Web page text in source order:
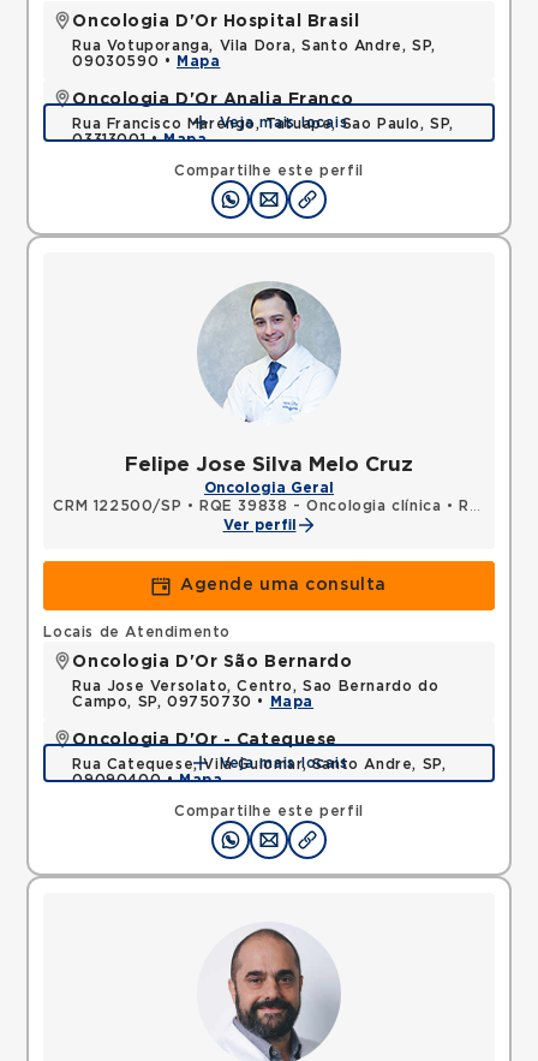
Compartilhe este perfil
Oncologia D'Or Hospital Brasil
Rua Votuporanga, Vila Dora, Santo Andre, SP,
09030590 •
Mapa
Oncologia D'Or Analia Franco
Rua Francisco Marengo, Tatuape, Sao Paulo, SP,
03313001 •Mapa
Veja mais locais
Felipe Jose Silva Melo Cruz
Oncologia Geral
CRM 122500/SP • RQE 39838 - Oncologia clínica •
RQE 39839 - Clínica médica
Ver perfil
Agende uma consulta
Compartilhe este perfil
Locais de Atendimento
Oncologia D'Or São Bernardo
Rua Jose Versolato, Centro, Sao Bernardo do
Campo, SP, 09750730 •
Mapa
Oncologia D'Or - Catequese
Rua Catequese, Vila Guiomar, Santo Andre, SP,
09090400 •Mapa
Veja mais locais